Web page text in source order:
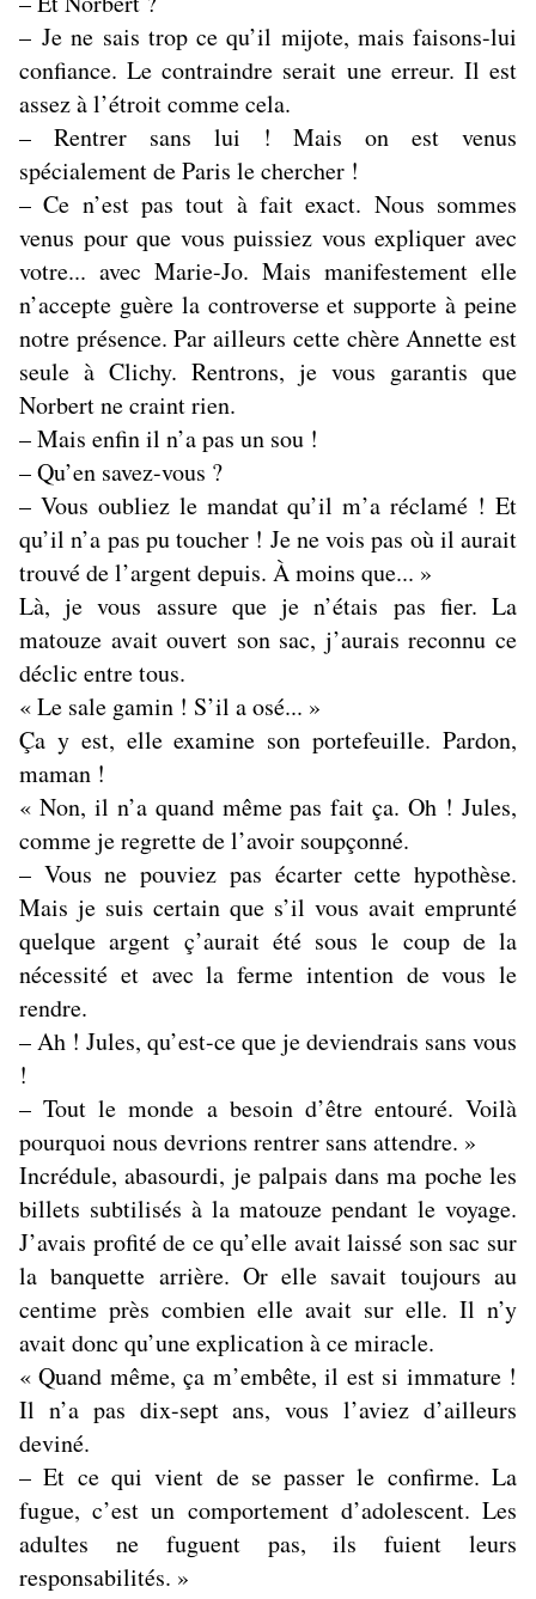
– Je ne sais trop ce qu’il mijote, mais faisons-lui
confiance. Le contraindre serait une erreur. Il est
assez à l’étroit comme cela.
– Rentrer sans lui ! Mais on est venus
spécialement de Paris le chercher !
– Ce n’est pas tout à fait exact. Nous sommes
venus pour que vous puissiez vous expliquer avec
votre... avec Marie-Jo. Mais manifestement elle
n’accepte guère la controverse et supporte à peine
notre présence. Par ailleurs cette chère Annette est
seule à Clichy. Rentrons, je vous garantis que
Norbert ne craint rien.
– Mais enfin il n’a pas un sou !
– Qu’en savez-vous ?
– Vous oubliez le mandat qu’il m’a réclamé ! Et
qu’il n’a pas pu toucher ! Je ne vois pas où il aurait
trouvé de l’argent depuis. À moins que... »
Là, je vous assure que je n’étais pas fier. La
matouze avait ouvert son sac, j’aurais reconnu ce
déclic entre tous.
« Le sale gamin ! S’il a osé... »
Ça y est, elle examine son portefeuille. Pardon,
maman !
« Non, il n’a quand même pas fait ça. Oh ! Jules,
comme je regrette de l’avoir soupçonné.
– Vous ne pouviez pas écarter cette hypothèse.
Mais je suis certain que s’il vous avait emprunté
quelque argent ç’aurait été sous le coup de la
nécessité et avec la ferme intention de vous le
rendre.
– Ah ! Jules, qu’est-ce que je deviendrais sans vous
!
– Tout le monde a besoin d’être entouré. Voilà
pourquoi nous devrions rentrer sans attendre. »
Incrédule, abasourdi, je palpais dans ma poche les
billets subtilisés à la matouze pendant le voyage.
J’avais profité de ce qu’elle avait laissé son sac sur
la banquette arrière. Or elle savait toujours au
centime près combien elle avait sur elle. Il n’y
avait donc qu’une explication à ce miracle.
« Quand même, ça m’embête, il est si immature !
Il n’a pas dix-sept ans, vous l’aviez d’ailleurs
deviné.
– Et ce qui vient de se passer le confirme. La
fugue, c’est un comportement d’adolescent. Les
adultes ne fuguent pas, ils fuient leurs
responsabilités. »